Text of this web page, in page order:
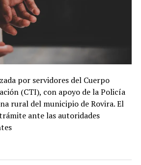
por servidores del Cuerpo
(CTI), con apoyo de la Policía
rural del municipio de Rovira. El
ante las autoridades